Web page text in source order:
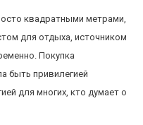
квадратными метрами,
для отдыха, источником
Покупка
быть привилегией
для многих, кто думает о